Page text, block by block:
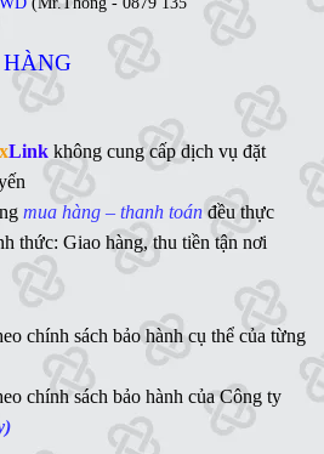
, Linh kiện,....(Ms. Trâm
,Toshiba,Seagate,
, Linh kiện,....(Ms.
Link không cung cấp dịch vụ đặt
mua hàng – thanh toán đều thực
thức: Giao hàng, thu tiền tận nơi
chính sách bảo hành cụ thể của từng
chính sách bảo hành của Công ty